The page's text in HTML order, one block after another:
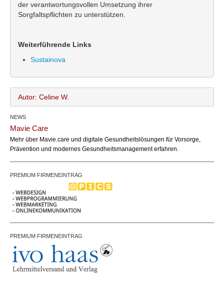
der verantwortungsvollen Umsetzung ihrer
Sorgfaltspflichten zu unterstützen.
Weiterführende Links
Sustainova
Autor: Celine W.
NEWS
Mavie Care
Mehr über Mavie.care und digitale Gesundheitslösungen für Vorsorge,
Prävention und modernes Gesundheitsmanagement erfahren.
PREMIUM FIRMENEINTRAG
PREMIUM FIRMENEINTRAG